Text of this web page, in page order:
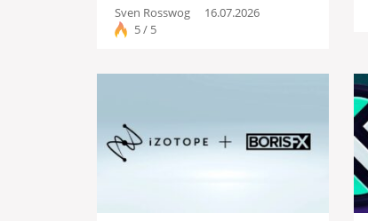
Sven Rosswog
16.07.2026
5 / 5